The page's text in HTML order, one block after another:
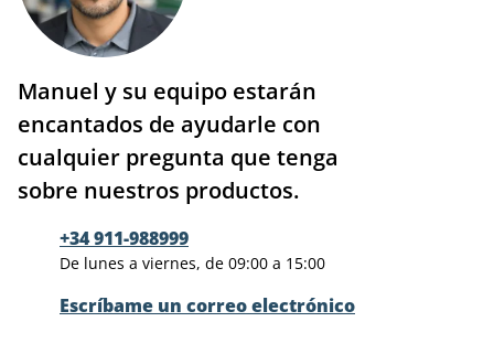
Manuel y su equipo estarán
encantados de ayudarle con
cualquier pregunta que tenga
sobre nuestros productos.
+34 911-988999
De lunes a viernes, de 09:00 a 15:00
Escríbame un correo electrónico